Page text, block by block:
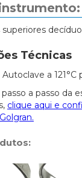
superiores
Técnicas
a
a passo da
clique aqui e